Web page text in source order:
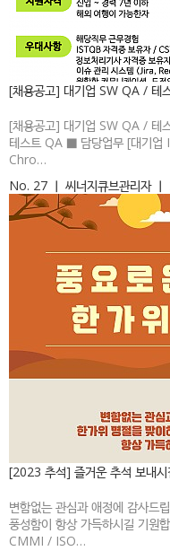
[채용공고] 대기업 SW QA / 테
[채용공고] 대기업 SW QA / 테
테스트 QA ■ 담당업무 [대기업
Chro…
No. 27 ㅣ 씨너지큐브관리자ㅣ
[2023 추석] 즐거운 추석 보내시
변함없는 관심과 애정에 감사드
풍성함이 항상 가득하시길 기원
CMMI / ISO…